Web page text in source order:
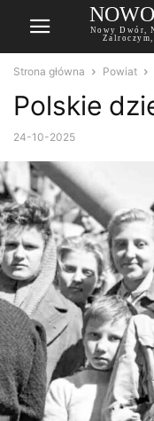
Nowy Dwór,
Strona główna Powiat
Polskie
24-10-2025